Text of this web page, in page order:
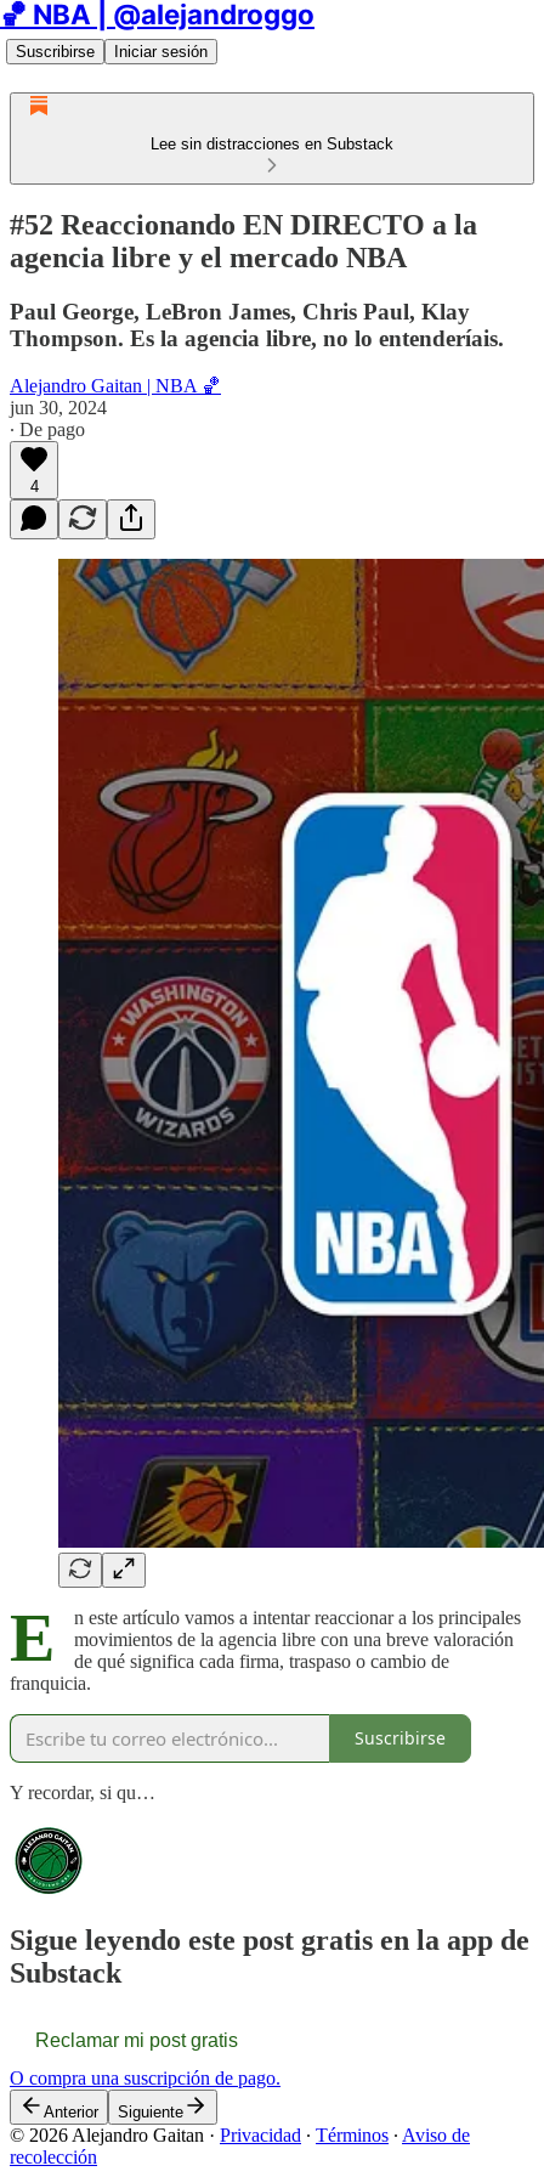
🏀 NBA | @alejandroggo
Suscribirse Iniciar sesión
Lee sin distracciones en Substack
#52 Reaccionando EN DIRECTO a la
agencia libre y el mercado NBA
Paul George, LeBron James, Chris Paul, Klay
Thompson. Es la agencia libre, no lo entenderíais.
Alejandro Gaitan | NBA 🏀
jun 30, 2024
∙ De pago
4
E
n este artículo vamos a intentar reaccionar a los principales
movimientos de la agencia libre con una breve valoración
de qué significa cada firma, traspaso o cambio de
franquicia.
Suscribirse
Y recordar, si qu…
Sigue leyendo este post gratis en la app de
Substack
Reclamar mi post gratis
O compra una suscripción de pago.
Anterior Siguiente
© 2026 Alejandro Gaitan · Privacidad ∙ Términos ∙ Aviso de
recolección